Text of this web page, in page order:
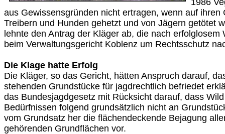
1986
aus Gewissensgründen nicht ertragen, wenn auf ihren
Treibern und Hunden gehetzt und von Jägern getötet
lehnte den Antrag der Kläger ab, die nach erfolglosem
beim Verwaltungsgericht Koblenz um Rechtsschutz
Die Klage hatte Erfolg
Die Kläger, so das Gericht, hätten Anspruch darauf,
stehenden Grundstücke für jagdrechtlich befriedet
das Bundesjagdgesetz mit Rücksicht darauf, dass
Bedürfnissen folgend grundsätzlich nicht an
vom Grundsatz her die flächendeckende Bejagung
gehörenden Grundflächen vor.